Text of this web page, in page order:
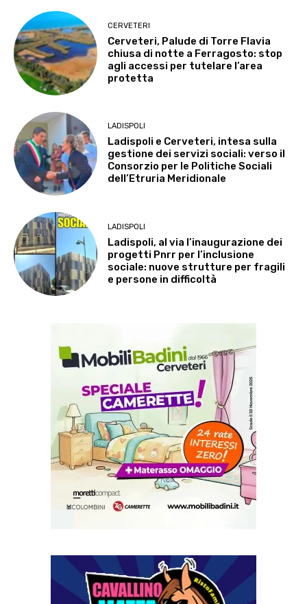
CERVETERI
Cerveteri, Palude di Torre Flavia
chiusa di notte a Ferragosto: stop
agli accessi per tutelare l’area
protetta
LADISPOLI
Ladispoli e Cerveteri, intesa sulla
gestione dei servizi sociali: verso il
Consorzio per le Politiche Sociali
dell’Etruria Meridionale
LADISPOLI
Ladispoli, al via l’inaugurazione dei
progetti Pnrr per l’inclusione
sociale: nuove strutture per fragili
e persone in difficoltà